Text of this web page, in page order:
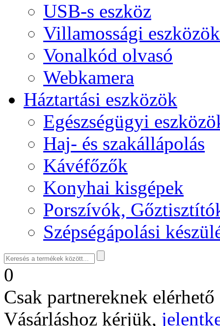
USB-s eszköz
Villamossági eszközök
Vonalkód olvasó
Webkamera
Háztartási eszközök
Egészségügyi
Haj- és szakállápolás
Kávéfőzők
Konyhai kisgépek
Porszívók,
Szépségápolási
0
Csak partnereknek
Vásárláshoz kérjük,